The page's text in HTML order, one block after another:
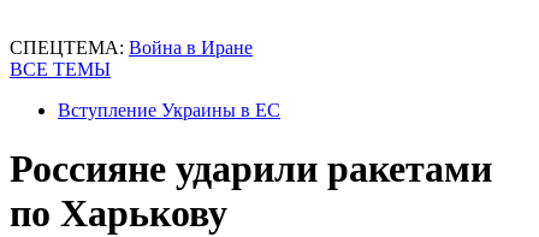
СПЕЦТЕМА: Война в Иране
ВСЕ ТЕМЫ
Вступление Украины в ЕС
Россияне ударили ракетами
по Харькову